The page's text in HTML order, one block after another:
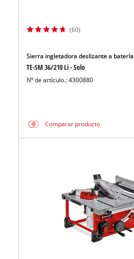
(60)
Sierra ingletadora deslizante a batería
TE-SM 36/210 Li - Solo
Nº de artículo.: 4300880
Comparar producto